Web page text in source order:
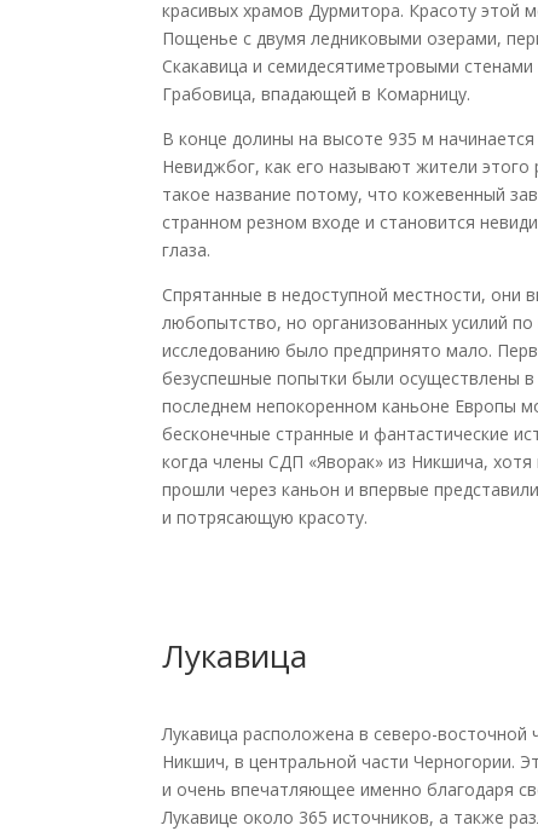
красивых храмов Дурмитора. Красоту этой
Пощенье с двумя ледниковыми озерами,
Скакавица и семидесятиметровыми
Грабовица, впадающей в Комарницу.
В конце долины на высоте 935 м
Невиджбог, как его называют жители этого
такое название потому, что кожевенный
странном резном входе и становится
глаза.
Спрятанные в недоступной местности, они
любопытство, но организованных усилий по
исследованию было предпринято мало.
безуспешные попытки были осуществлены в
последнем непокоренном каньоне Европы
бесконечные странные и фантастические
когда члены СДП «Яворак» из Никшича,
прошли через каньон и впервые
и потрясающую красоту.
Лукавица
Лукавица расположена в северо-восточной
Никшич, в центральной части Черногории.
и очень впечатляющее именно благодаря
Лукавице около 365 источников, а также